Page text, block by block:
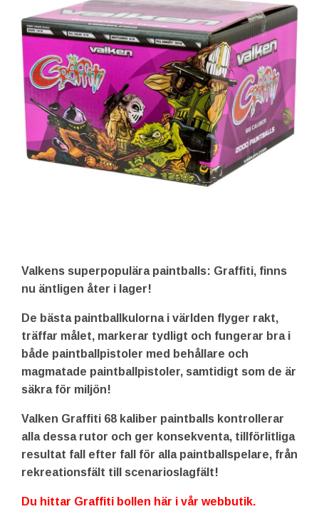
Valkens superpopulära paintballs: Graffiti, finns
nu äntligen åter i lager!
De bästa paintballkulorna i världen flyger rakt,
träffar målet, markerar tydligt och fungerar bra i
både paintballpistoler med behållare och
magmatade paintballpistoler, samtidigt som de är
säkra för miljön!
Valken Graffiti 68 kaliber paintballs kontrollerar
alla dessa rutor och ger konsekventa, tillförlitliga
resultat fall efter fall för alla paintballspelare, från
rekreationsfält till scenarioslagfält!
Du hittar Graffiti bollen här i vår webbutik.